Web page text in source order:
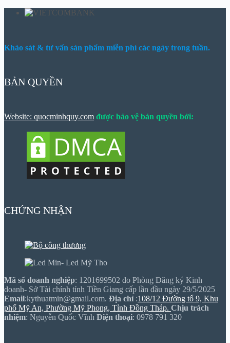
Khảo sát & tư vấn sản phẩm miễn phí các ngày trong tuần.
BẢN QUYỀN
Website: quocminhquy.com được bảo vệ bản quyền bởi:
CHỨNG NHẬN
Mã số doanh nghiệp: 1201699502 do Phòng Đăng ký Kinh
doanh- Sở Tài chính tỉnh Tiền Giang cấp lần đầu ngày 29/5/2025
Email:kythuatmin@gmail.com. Địa chỉ :108/12 Đường tổ 9, Khu
phố Mỹ An, Phường Mỹ Phong, Tỉnh Đồng Tháp. Chịu trách
nhiệm: Nguyễn Quốc Vĩnh Điện thoại: 0978 791 320